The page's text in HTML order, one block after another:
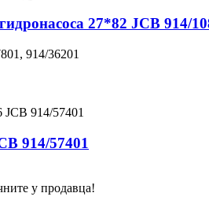
27*82 JCB 914/
914/36201
914/57401
у продавца!